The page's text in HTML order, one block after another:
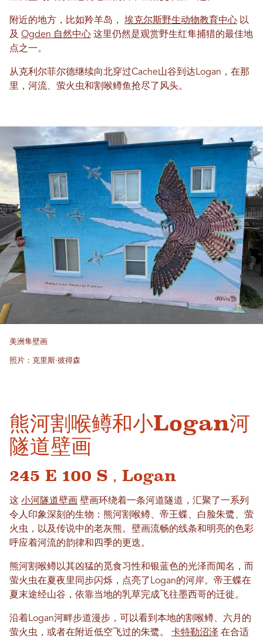
附近的地方，比如羚羊岛， 埃克尔斯野生动物教育中心 以
及 Ogden 自然中心 这里仍然是观赏野生红隼捕猎的最佳地
点之一。
从克利尔菲尔德继续向北穿过Cache山谷到达Logan，在那
里，河流、萤火虫和割喉鳟鱼抢尽了风头。
美洲隼壁画
照片：克里斯·彼得森
熊河割喉鳟和小Logan河
隧道壁画
245 E 100 S，Logan
这 小河隧道壁画 壁画环绕着一条河道隧道，汇聚了一系列
令人印象深刻的生物：熊河割喉鳟、帝王蝶、白脸朱鹭、萤
火虫，以及传说中的老灰熊。壁画流畅的线条和明亮的色彩
呼应着河流的韵律和四季的更迭。
熊河割喉鳟以其凶猛的觅食习性和银蓝色的光泽而闻名，而
萤火虫在夏夜里同步闪烁，点亮了Logan的河岸。帝王蝶在
夏末途经山谷，依靠当地的乳草完成飞往墨西哥的迁徙。
沿着Logan河畔步道漫步，可以看到本地的割喉鳟、六月的
萤火虫，或者在附近低空飞过的朱鹭。 卡特勒沼泽 在合适